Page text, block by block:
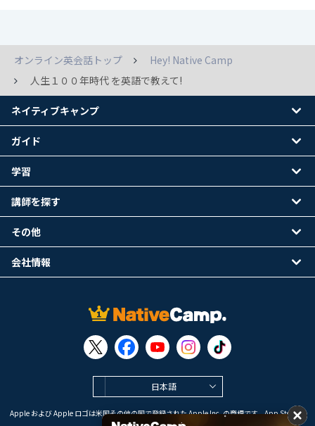
オンライン英会話トップ
Hey! Native Camp
人生１００年時代 を英語で教えて!
日本語
Apple および Apple ロゴは米国その他の国で登録された Apple Inc. の商標です。App Store は
Apple Inc. のサービスマークです。
ネイティブキャンプ
ガイド
学習
講師を探す
その他
会社情報